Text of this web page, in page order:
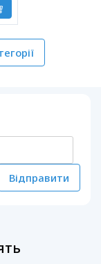
Відправити